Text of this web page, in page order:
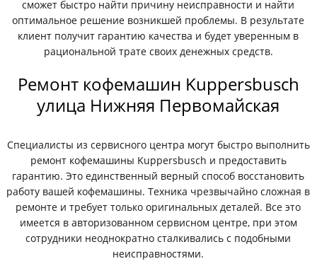
сможет быстро найти причину неисправности и найти
оптимальное решение возникшей проблемы. В результате
клиент получит гарантию качества и будет уверенным в
рациональной трате своих денежных средств.
Ремонт кофемашин Kuppersbusch
улица Нижняя Первомайская
Специалисты из сервисного центра могут быстро выполнить
ремонт кофемашины Kuppersbusch и предоставить
гарантию. Это единственный верный способ восстановить
работу вашей кофемашины. Техника чрезвычайно сложная в
ремонте и требует только оригинальных деталей. Все это
имеется в авторизованном сервисном центре, при этом
сотрудники неоднократно сталкивались с подобными
неисправностями.